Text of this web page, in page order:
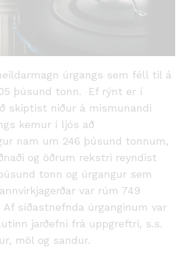
úrgangs sem féll til á
þúsund tonn. Ef rýnt er í
skiptist niður á mismunandi
kemur í ljós að
nam um 246 þúsund tonnum,
og öðrum rekstri reyndist
tonn og úrgangur sem
var rúm 749
síðastnefnda úrganginum var
jarðefni frá uppgreftri, s.s.
möl og sandur.